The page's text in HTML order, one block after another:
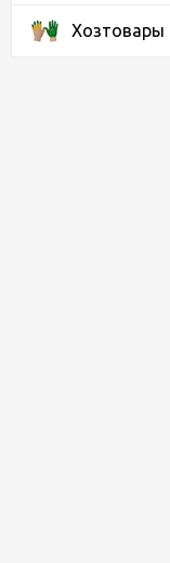
Хозтовары